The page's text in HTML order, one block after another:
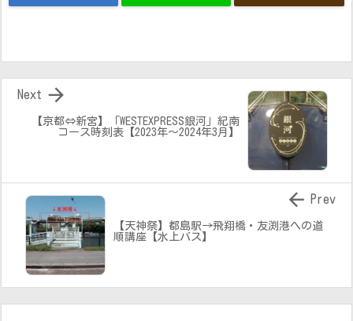
【京都⇔新宮】「WESTEXPRESS銀河」紀南
コース時刻表【2023年～2024年3月】

Next
【天神祭】都島駅→飛翔橋・友渕港への道
順講座【水上バス】
 Prev